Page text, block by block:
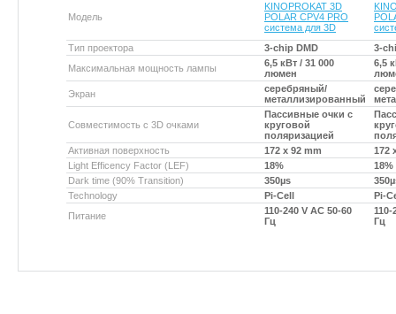
Модель
KINOPROKAT 3D
POLAR CPV4 PRO
система для 3D
Тип проектора
3-chip DMD
3-
Максимальная мощность лампы
6,5 кВт / 31 000
люмен
6,5
Экран
серебряный/
металлизированный
Совместимость с 3D очками
Пассивные очки с
круговой
поляризацией
Активная поверхность
172 x 92 mm
172
Light Efficency Factor (LEF)
18%
18%
Dark time (90% Transition)
350µs
Technology
Pi-Cell
Pi-
Питание
110-240 V AC 50-60
Гц
110-
Гц